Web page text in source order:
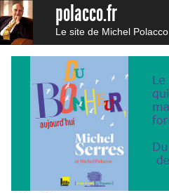
polacco.fr
Le site de Michel Polacco